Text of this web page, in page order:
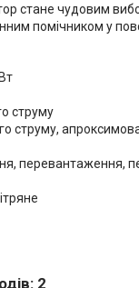
стане чудовим
помічником у
струму
струму,
перевантаження,
2